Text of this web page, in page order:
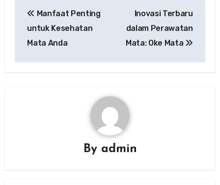
navigation
Manfaat Penting
untuk Kesehatan
Mata Anda
Inovasi Terbaru
dalam Perawatan
Mata: Oke Mata
By admin